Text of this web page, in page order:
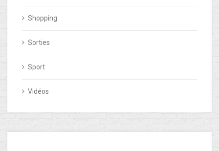
Shopping
Sorties
Sport
Vidéos